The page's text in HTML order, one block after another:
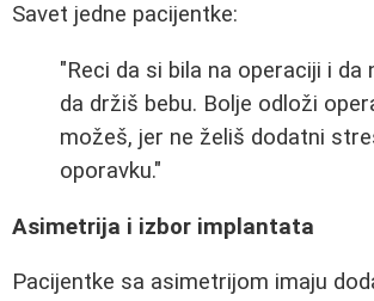
Savet jedne pacijentke:
"Reci da si bila na operaciji i da
da držiš bebu. Bolje odloži
možeš, jer ne želiš dodatni
oporavku."
Asimetrija i izbor implantata
Pacijentke sa asimetrijom imaju